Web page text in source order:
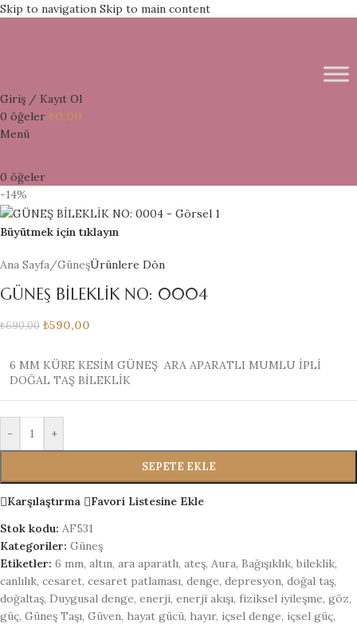
Skip to navigation Skip to main content
Giriş / Kayıt Ol
0 öğeler ₺0,00
Menü
0 öğeler
-14%
Büyütmek için tıklayın
Ana Sayfa /GüneşÜrünlere Dön
GÜNEŞ BİLEKLİK NO: 0004
₺690,00 ₺590,00
6 MM KÜRE KESİM GÜNEŞ ARA APARATLI MUMLU İPLİ
DOĞAL TAŞ BİLEKLİK
- +
SEPETE EKLE
Karşılaştırma
Favori Listesine Ekle
Stok kodu: AF531
Kategoriler: Güneş
Etiketler: 6 mm, altın, ara aparatlı, ateş, Aura, Bağışıklık, bileklik,
canlılık, cesaret, cesaret patlaması, denge, depresyon, doğal taş,
doğaltaş, Duygusal denge, enerji, enerji akışı, fiziksel iyileşme, göz,
güç, Güneş Taşı, Güven, hayat gücü, hayır, içsel denge, içsel güç,